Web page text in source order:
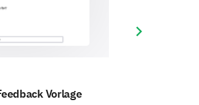
Vorlage
Next slide